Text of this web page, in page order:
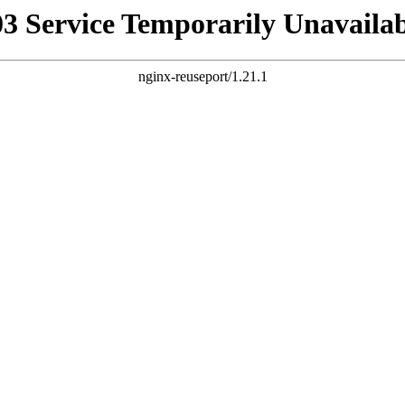
Service Temporarily
nginx-reuseport/1.21.1